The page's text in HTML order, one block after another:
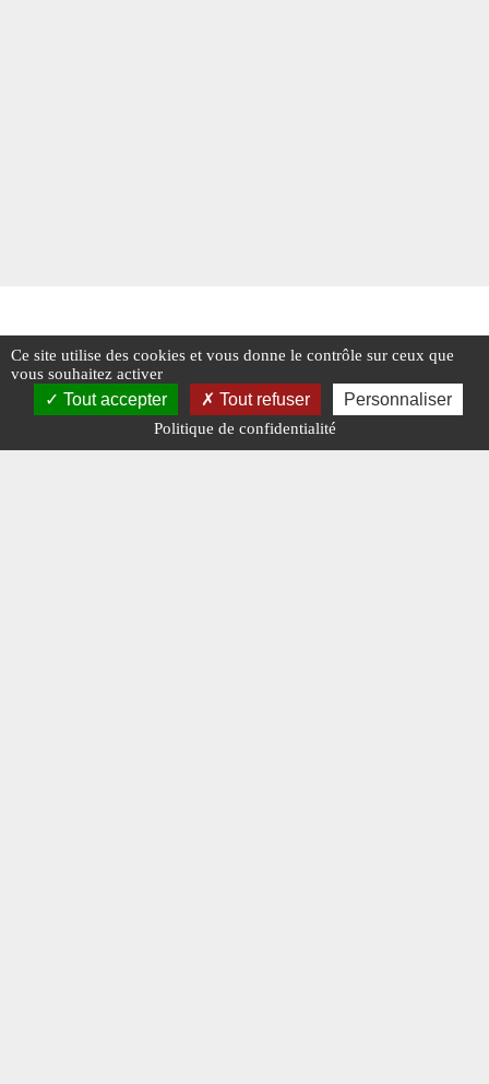
Ce site utilise des cookies et vous donne le contrôle sur ceux que
vous souhaitez activer
Tout accepter Tout refuser Personnaliser
Politique de confidentialité